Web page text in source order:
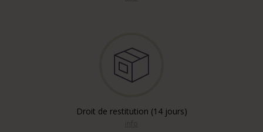
Droit de restitution (14 jours)